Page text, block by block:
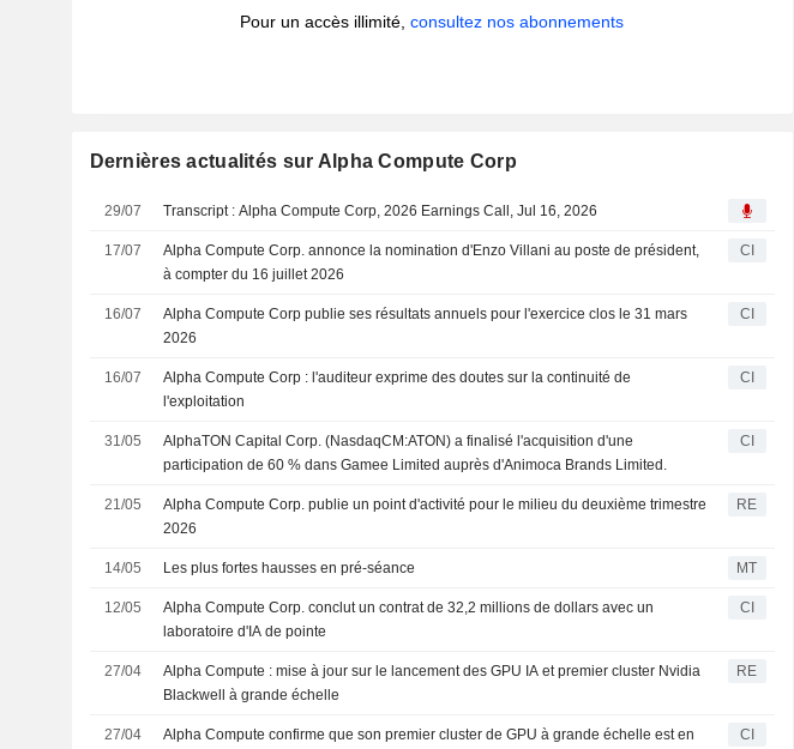
Pour un accès illimité,consultez nos abonnements
Dernières actualités sur Alpha Compute Corp
29/07 Transcript : Alpha Compute Corp, 2026 Earnings Call, Jul 16, 2026
17/07
Alpha Compute Corp. annonce la nomination d'Enzo Villani au poste de président,
à compter du 16 juillet 2026
CI
16/07
Alpha Compute Corp publie ses résultats annuels pour l'exercice clos le 31 mars
2026
CI
16/07
Alpha Compute Corp : l'auditeur exprime des doutes sur la continuité de
l'exploitation
CI
31/05
AlphaTON Capital Corp. (NasdaqCM:ATON) a finalisé l'acquisition d'une
participation de 60 % dans Gamee Limited auprès d'Animoca Brands Limited.
CI
21/05
Alpha Compute Corp. publie un point d'activité pour le milieu du deuxième trimestre
2026
RE
14/05 Les plus fortes hausses en pré-séance MT
12/05
Alpha Compute Corp. conclut un contrat de 32,2 millions de dollars avec un
laboratoire d'IA de pointe
CI
27/04
Alpha Compute : mise à jour sur le lancement des GPU IA et premier cluster Nvidia
Blackwell à grande échelle
RE
27/04
Alpha Compute confirme que son premier cluster de GPU à grande échelle est en
CI